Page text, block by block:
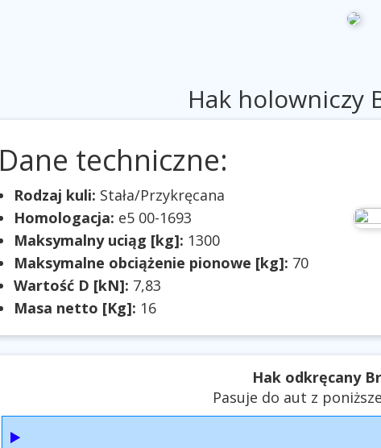
Hak holowniczy
Dane techniczne:
Rodzaj kuli: Stała/Przykręcana
Homologacja: e5 00-1693
Maksymalny uciąg [kg]: 1300
Maksymalne obciążenie pionowe [kg]: 70
Wartość D [kN]: 7,83
Masa netto [Kg]: 16
Hak odkręcany
Pasuje do aut z